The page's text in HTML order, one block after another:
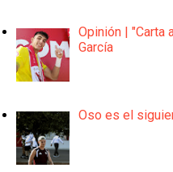
Opinión | "Carta
García
Oso es el